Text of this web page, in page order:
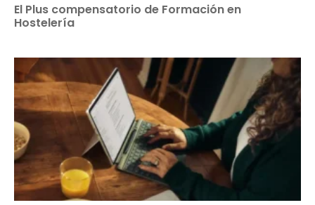
El Plus compensatorio de Formación en
Hostelería